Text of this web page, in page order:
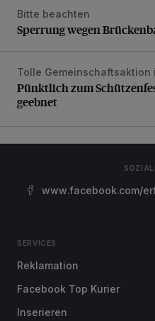
Sperrung wegen
Bitte beachten
Sperrung wegen
Pünktlich zum
Tolle Gemeinschaftsaktion
Pünktlich zum
geebnet
www.facebook.com/
SERVICES
Reklamation
Facebook Top Kurier
Inserieren